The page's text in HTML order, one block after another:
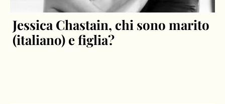
Jessica Chastain, chi sono marito
(italiano) e figlia?